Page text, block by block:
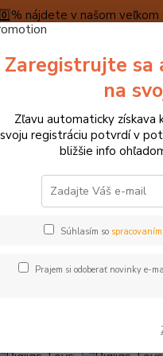
nájdete v našom
máme teraz pripravené
A PLATBA RECENZIE
Magnetické hračky Bigjigs Toys
Toys
Zaregistrujte sa
na
Zľavu automaticky získava
svoju registráciu potvrdí v
bližšie info
Súhlasím so
Prajem si odoberať novinky e-